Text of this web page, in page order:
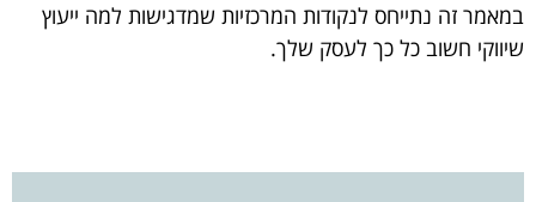
במאמר זה נתייחס לנקודות המרכזיות שמדגישות למה ייעוץ
שיווקי חשוב כל כך לעסק שלך.